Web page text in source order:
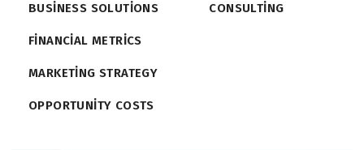
BUSINESS SOLUTIONS CONSULTING
FINANCIAL METRICS
MARKETING STRATEGY
OPPORTUNITY COSTS